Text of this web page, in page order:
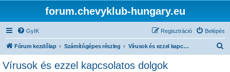
forum.chevyklub-hungary.eu
GyIK Belépés
Regisztráció
Fórum kezdőlap Számítógépes részleg Vírusok és ezzel kapcsolatos dolgok
Vírusok és ezzel kapcsolatos dolgok